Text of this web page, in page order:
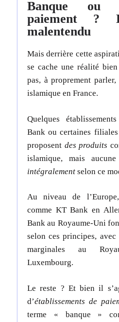
Banque ou
paiement ?
malentendu
Mais derrière cette
se cache une réalité
pas, à proprement
islamique en France.
Quelques
Bank ou certaines
proposent des produits
islamique, mais
intégralement selon ce
Au niveau de
comme KT Bank en
Bank au Royaume-Uni
selon ces principes, avec
marginales au
Luxembourg.
Le reste ? Et bien il
d’établissements de
terme « banque »